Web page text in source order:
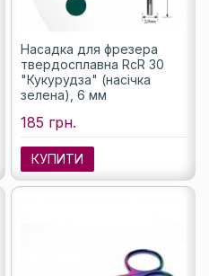
Насадка для фрезера
твердосплавна RcR 30
"Кукурудза" (насічка
зелена), 6 мм
185 грн.
КУПИТИ